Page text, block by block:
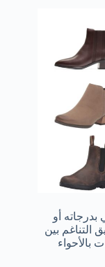
بدرجاته أو
التناغم بين
بالأحواء